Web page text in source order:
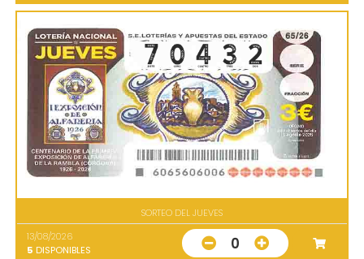
SORTEO DEL JUEVES
13/08/2026
5 DISPONIBLES 0